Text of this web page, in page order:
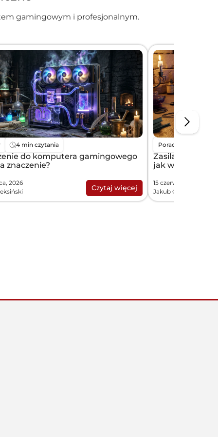
gamingowym i profesjonalnym.
4 min czytania
do komputera gamingowego
znaczenie?
2026
Czytaj więcej
Porady
Zasilacz do
jak wybrać?
15 czerwca, 2026
Jakub Oleksiński